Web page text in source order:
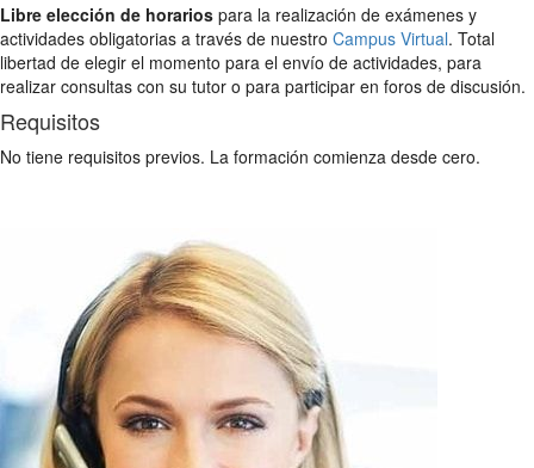
Libre elección de horarios para la realización de exámenes y
actividades obligatorias a través de nuestro Campus Virtual. Total
libertad de elegir el momento para el envío de actividades, para
realizar consultas con su tutor o para participar en foros de discusión.
Requisitos
No tiene requisitos previos. La formación comienza desde cero.